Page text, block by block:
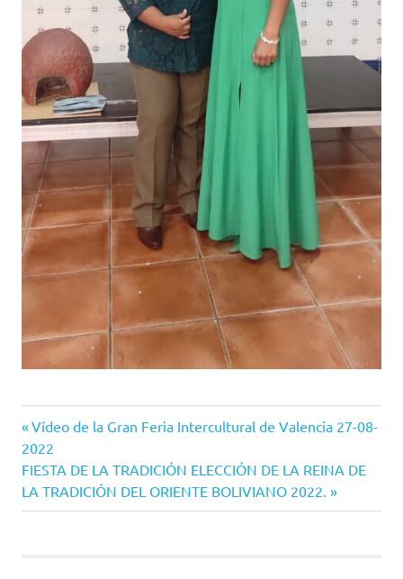
Navegación
de
entradas
Entrada
anterior:
Vídeo de la Gran Feria Intercultural de Valencia 27-08-
2022
Siguiente
entrada:
FIESTA DE LA TRADICIÓN ELECCIÓN DE LA REINA DE
LA TRADICIÓN DEL ORIENTE BOLIVIANO 2022.